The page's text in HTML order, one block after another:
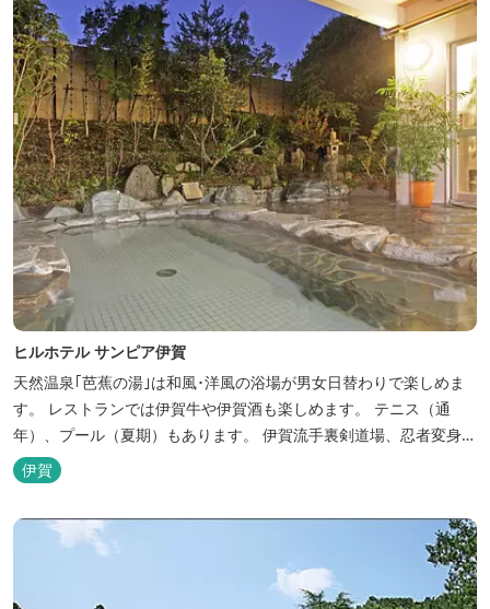
ヒルホテル サンピア伊賀
天然温泉｢芭蕉の湯｣は和風･洋風の浴場が男女日替わりで楽しめま
す。 レストランでは伊賀牛や伊賀酒も楽しめます。 テニス（通
年）、プール（夏期）もあります。 伊賀流手裏剣道場、忍者変身処
を常設しております。 ★ＨＰが新しくなりました！
http://www.hh-sunpia-iga.co.jp ※日替わりランチ、日替わり薬湯
などがタイムリーにチェックできます。
伊賀